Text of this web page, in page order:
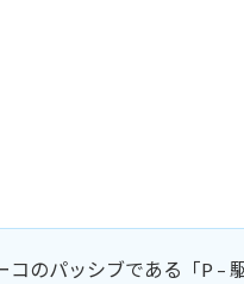
コのパッシブである「P –